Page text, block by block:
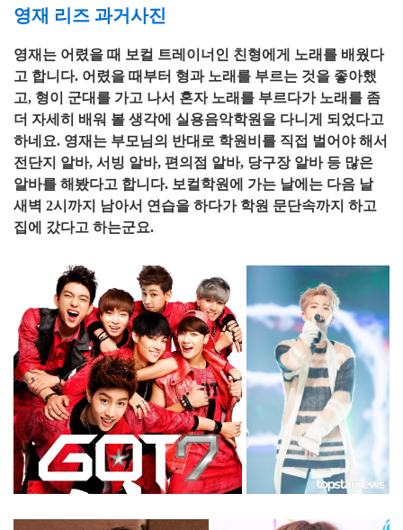
영재 리즈 과거사진
영재는 어렸을 때 보컬 트레이너인 친형에게 노래를 배웠다
고 합니다. 어렸을 때부터 형과 노래를 부르는 것을 좋아했
고, 형이 군대를 가고 나서 혼자 노래를 부르다가 노래를 좀
더 자세히 배워 볼 생각에 실용음악학원을 다니게 되었다고
하네요. 영재는 부모님의 반대로 학원비를 직접 벌어야 해서
전단지 알바, 서빙 알바, 편의점 알바, 당구장 알바 등 많은
알바를 해봤다고 합니다. 보컬학원에 가는 날에는 다음 날
새벽 2시까지 남아서 연습을 하다가 학원 문단속까지 하고
집에 갔다고 하는군요.